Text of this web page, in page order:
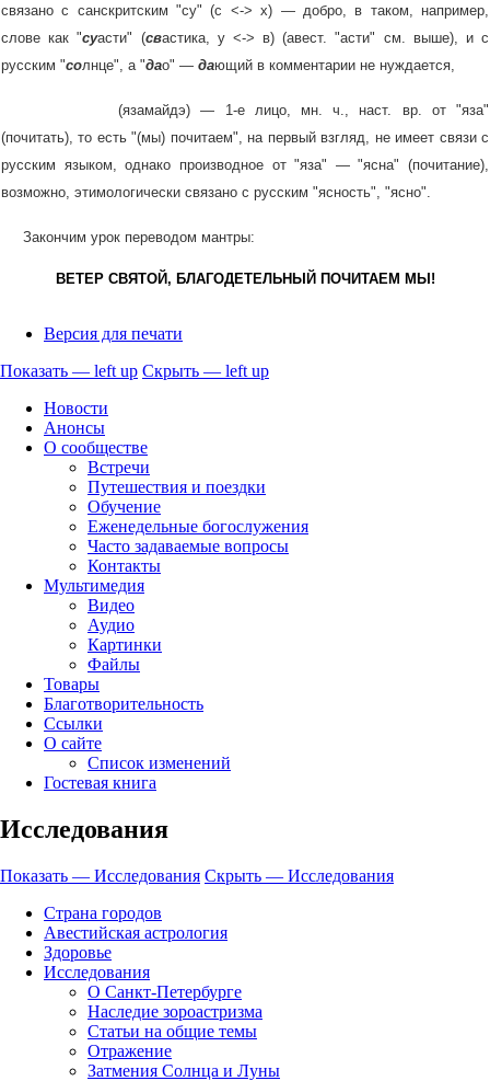
связано с санскритским "су" (с <-> х) — добро, в таком, например,
слове как "суасти" (свастика, у <-> в) (авест. "асти" см. выше), и с
русским "солнце", а "дао" — дающий в комментарии не нуждается,
(язамайдэ) — 1-е лицо, мн. ч., наст. вр. от "яза"
(почитать), то есть "(мы) почитаем", на первый взгляд, не имеет связи с
русским языком, однако производное от "яза" — "ясна" (почитание),
возможно, этимологически связано с русским "ясность", "ясно".
Закончим урок переводом мантры:
ВЕТЕР СВЯТОЙ, БЛАГОДЕТЕЛЬНЫЙ ПОЧИТАЕМ МЫ!
Версия для печати
up
Показать — left up Скрыть — left up
Новости
Анонсы
О сообществе
Встречи
Путешествия и поездки
Обучение
Еженедельные богослужения
Часто задаваемые вопросы
Контакты
Мультимедия
Видео
Аудио
Картинки
Файлы
Товары
Благотворительность
Ссылки
О сайте
Список изменений
Гостевая книга
Исследования
Показать — Исследования Скрыть — Исследования
Страна городов
Авестийская астрология
Здоровье
Исследования
О Санкт-Петербурге
Наследие зороастризма
Cтатьи на общие темы
Отражение
Затмения Солнца и Луны